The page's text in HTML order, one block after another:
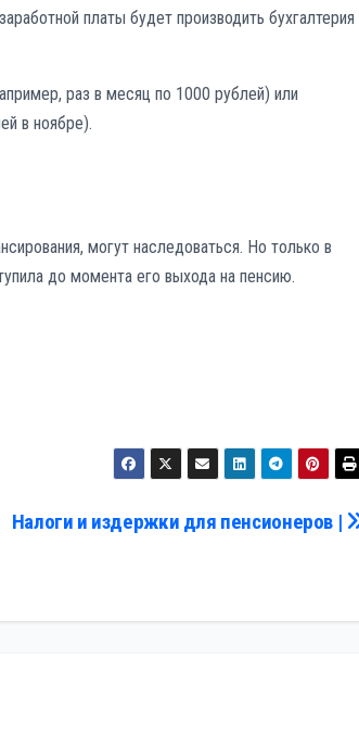
платы будет производить бухгалтерия
раз в месяц по 1000 рублей) или
в ноябре).
могут наследоваться. Но только в
до момента его выхода на пенсию.
Налоги и издержки для пенсионеров |